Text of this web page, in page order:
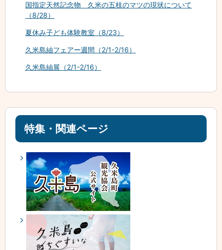
国指定天然記念物 久米の五枝のマツの現状について
（8/28）
夏休み子ども体験教室（8/23）
久米島紬フェアー週間（2/1-2/16）
久米島紬展（2/1-2/16）
特集・関連ページ